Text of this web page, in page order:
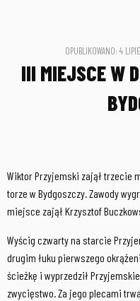
OPUBLIKOWANO: 4
III MIEJSCE W
Wiktor Przyjemski zajął trzecie
torze w Bydgoszczy. Zawody
miejsce zajął Krzysztof
Wyścig czwarty na starcie
drugim łuku pierwszego
ścieżkę i wyprzedził
zwycięstwo. Za jego plecami